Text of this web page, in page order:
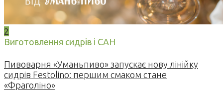
2
Виготовлення сидрів і САН
Пивоварня «Уманьпиво» запускає нову лінійку
сидрів Festolino: першим смаком стане
«Фраголіно»